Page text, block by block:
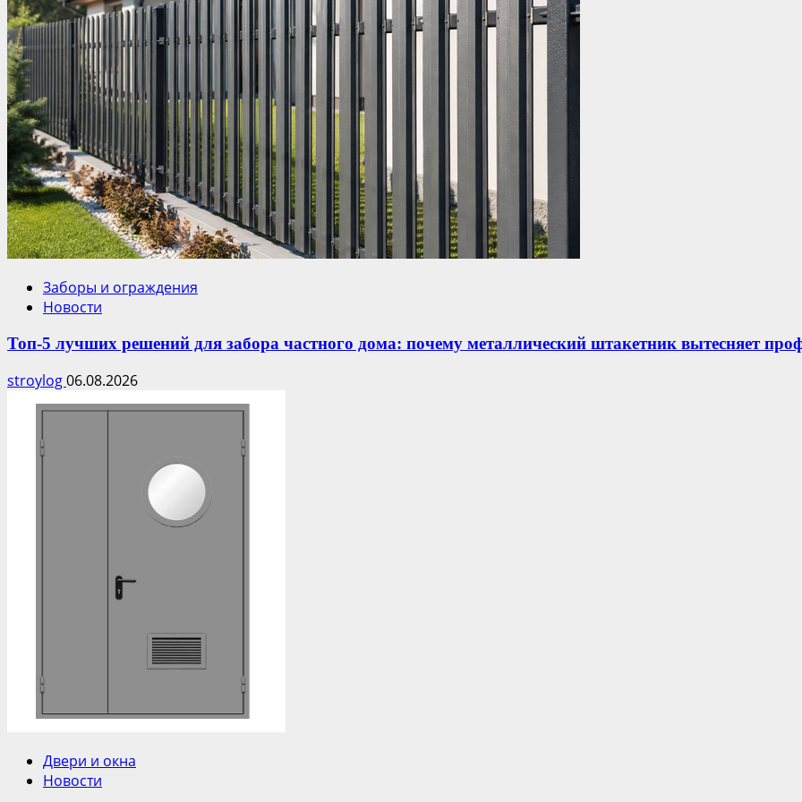
Заборы и ограждения
Новости
Топ-5 лучших решений для забора частного дома: почему металлический штакетник вытесняет
stroylog06.08.2026
Двери и окна
Новости